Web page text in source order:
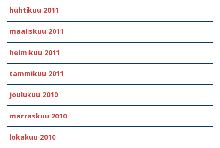
huhtikuu 2011
maaliskuu 2011
helmikuu 2011
tammikuu 2011
joulukuu 2010
marraskuu 2010
lokakuu 2010